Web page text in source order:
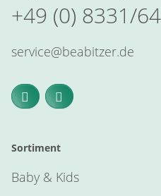
+49 (0) 8331/
service@beabitzer.de
Sortiment
Baby & Kids